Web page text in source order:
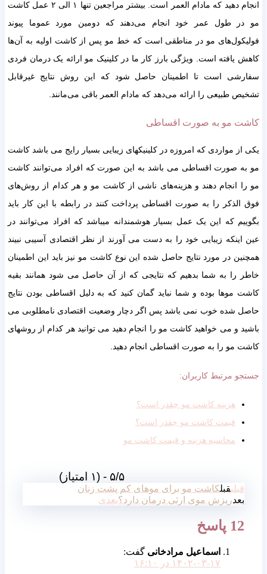
انجام دهید که مادام العمر است. بیشتر مراجعین تنها ۱ الی ۲ عمل کاشت
مو در طول عمر خود انجام می‌دهند که دومین مورد عموما پیوند
فولیکول‌های مو در مناطقی است که خط مو پس از کاشت اولیه به آن‌ها
کاهش یافته است. ویژگی بارز کار ما در کلینیک مو ارائه یک درمان فردی
سفارشی است تا اطمینان حاصل شود که این روش نتایج غیرقابل
تشخیص طبیعی را ارائه می‌دهد که مادام العمر باقی می‌مانند.
کاشت مو به صورت اقساطی
یکی از مواردی که امروزه در کلینیکهای زیبایی بسیار رایج می باشد کاشت
مو به صورت اقساطی می باشد به این صورت که افراد می‌توانند کاشت
مو را انجام دهند و هزینه‌های ناشی از کاشت مو و هر کدام از روش‌های
فوق الذکر را به صورت اقساطی پرداخت کنند در رابطه با این کار باید
بگوییم که این یک عمل بسیار هوشمندانه میباشد که افراد می‌توانند در
عین اینکه زیبایی خود را به دست می آورند از نظر اقتصادی آسیبی نبیند
همچنین در مورد نتایج حاصل شده این نوع کاشت مو نیز باید این اطمینان
خاطر را به شما بدهیم که نتایجی که از آن حاصل می شود همانند بقیه
کاشت موها بوده و شما نباید گمان کنید که به دلیل اقساطی بودن نتایج
حاصل شده خوب نمی باشد پس اگر دچار وضعیت اقتصادی نامطلوبی می
باشید و می خواهید کاشت مو را انجام دهید می توانید هر کدام از روشهای
کاشت مو را به صورت اقساطی انجام دهید.
جستجو مرتبط کاربران:
هزینه کاشت مو چقدر است؟
قیمت کاشت مو چقدر است؟
محاسبه هزینه و قیمت کاشت مو
۵/۵ - (۱ امتیاز)
قبلیقبلکاشت مو برای موهای کم پشت زنان
بعدریزش موی ارثی درمان دارد؟بعدی
12 پاسخ
اسماعیل مرادخانی گفت:
۱۴۰۲-۰۳-۱۷ در ۱۶:۱۰